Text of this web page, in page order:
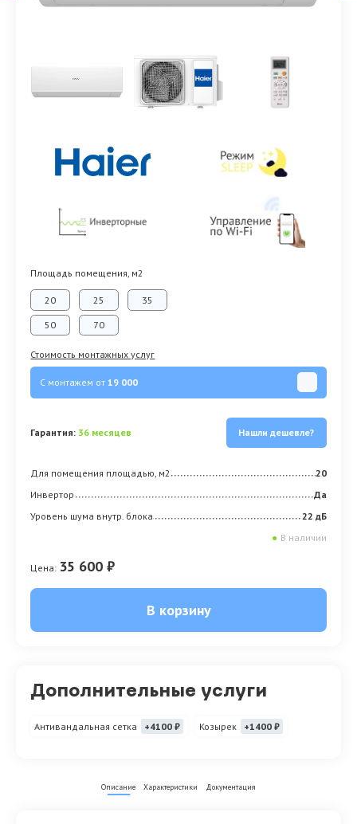
Площадь помещения, м2
20 25 35
50 70
Стоимость монтажных услуг
С монтажем от19 000
Гарантия: 36 месяцев Нашли дешевле?
Для помещения площадью, м2
20
Инвертор
Да
Уровень шума внутр. блока
22 дБ
● В наличии
Цена: 35 600 ₽
В корзину
Дополнительные услуги
Антивандальная сетка +4100 ₽ Козырек +1400 ₽
Описание Характеристики Документация